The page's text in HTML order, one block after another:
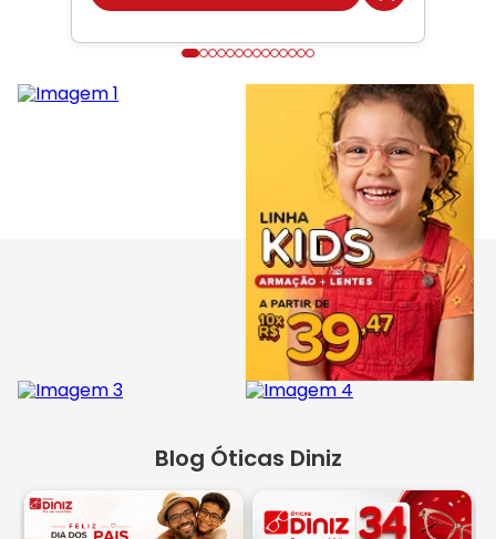
Blog Óticas Diniz